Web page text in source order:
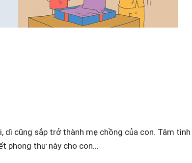
dì cũng sắp trở thành mẹ chồng của con. Tâm tình
phong thư này cho con…